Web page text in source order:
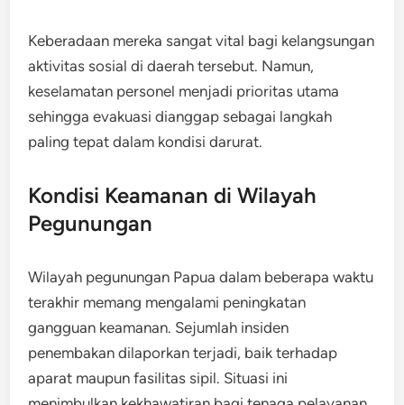
Keberadaan mereka sangat vital bagi kelangsungan
aktivitas sosial di daerah tersebut. Namun,
keselamatan personel menjadi prioritas utama
sehingga evakuasi dianggap sebagai langkah
paling tepat dalam kondisi darurat.
Kondisi Keamanan di Wilayah
Pegunungan
Wilayah pegunungan Papua dalam beberapa waktu
terakhir memang mengalami peningkatan
gangguan keamanan. Sejumlah insiden
penembakan dilaporkan terjadi, baik terhadap
aparat maupun fasilitas sipil. Situasi ini